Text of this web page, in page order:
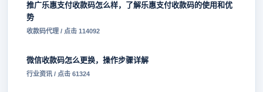
推广乐惠支付收款码怎么样，了解乐惠支付收款码的使用和优
势
收款码代理 / 点击 114092
微信收款码怎么更换，操作步骤详解
行业资讯 / 点击 61324